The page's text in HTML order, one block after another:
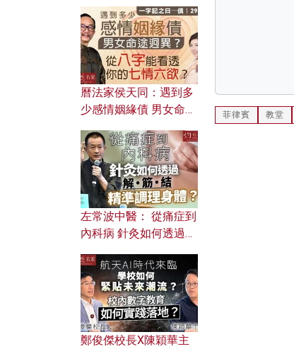
菲律賓 教堂
曆法家侯天同：遇到多
少感情姻緣債 男女命途
的七情六欲？
左常波中醫： 從痛症到
內科病 針灸如何透過解
鄭俊傑校長X陳穎華主